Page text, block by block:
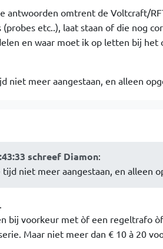
antwoorden omtrent de Voltcraft/
etc..), laat staan of die nog
en waar moet ik op letten bij het
niet meer aangestaan, en alleen
schreef Diamon:
niet meer aangestaan, en alleen
bij voorkeur met òf een regeltrafo
Maar niet meer dan € 10 à 20